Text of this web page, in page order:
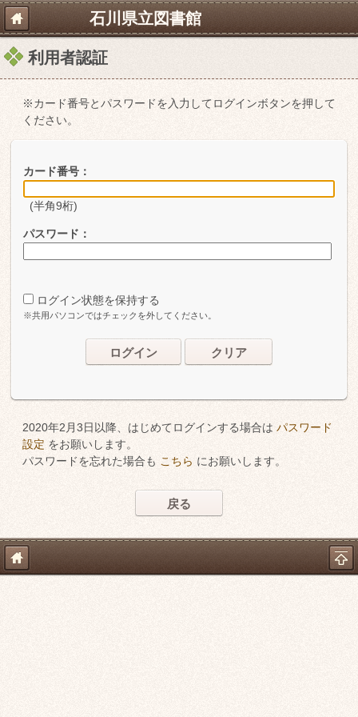
石川県立図書館
利用者認証
※カード番号とパスワードを入力してログインボタンを押して
ください。
カード番号：
(半角9桁)
パスワード：
ログイン状態を保持する
※共用パソコンではチェックを外してください。
ログイン クリア
2020年2月3日以降、はじめてログインする場合は パスワード
設定 をお願いします。
パスワードを忘れた場合も こちら にお願いします。
戻る